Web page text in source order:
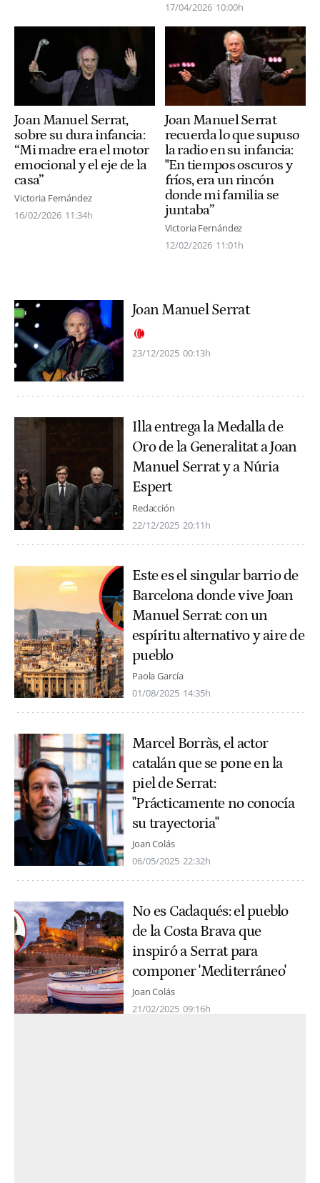
17/04/2026 10:00h
Joan Manuel Serrat,
sobre su dura infancia:
“Mi madre era el motor
emocional y el eje de la
casa”
Victoria Fernández
16/02/2026 11:34h
Joan Manuel Serrat
recuerda lo que supuso
la radio en su infancia:
"En tiempos oscuros y
fríos, era un rincón
donde mi familia se
juntaba”
Victoria Fernández
12/02/2026 11:01h
Joan Manuel Serrat
23/12/2025 00:13h
Illa entrega la Medalla de
Oro de la Generalitat a Joan
Manuel Serrat y a Núria
Espert
Redacción
22/12/2025 20:11h
Este es el singular barrio de
Barcelona donde vive Joan
Manuel Serrat: con un
espíritu alternativo y aire de
pueblo
Paola García
01/08/2025 14:35h
Marcel Borràs, el actor
catalán que se pone en la
piel de Serrat:
"Prácticamente no conocía
su trayectoria"
Joan Colás
06/05/2025 22:32h
No es Cadaqués: el pueblo
de la Costa Brava que
inspiró a Serrat para
componer 'Mediterráneo'
Joan Colás
21/02/2025 09:16h